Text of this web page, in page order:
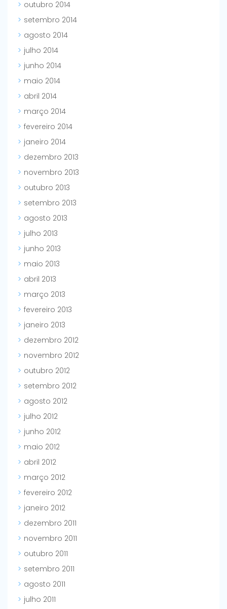
outubro 2014
setembro 2014
agosto 2014
julho 2014
junho 2014
maio 2014
abril 2014
março 2014
fevereiro 2014
janeiro 2014
dezembro 2013
novembro 2013
outubro 2013
setembro 2013
agosto 2013
julho 2013
junho 2013
maio 2013
abril 2013
março 2013
fevereiro 2013
janeiro 2013
dezembro 2012
novembro 2012
outubro 2012
setembro 2012
agosto 2012
julho 2012
junho 2012
maio 2012
abril 2012
março 2012
fevereiro 2012
janeiro 2012
dezembro 2011
novembro 2011
outubro 2011
setembro 2011
agosto 2011
julho 2011